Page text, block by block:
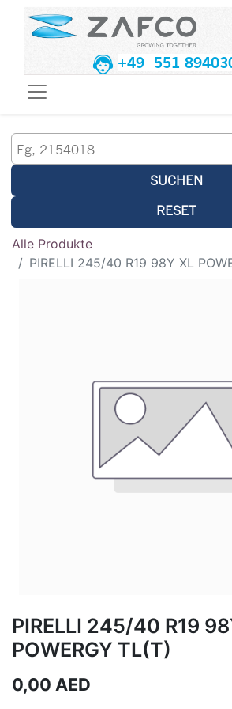
+49 551
SUCHEN
RESET
Alle Produkte
PIRELLI 245/40 R19 98Y XL
PIRELLI 245/40 R19
POWERGY TL(T)
0,00 AED